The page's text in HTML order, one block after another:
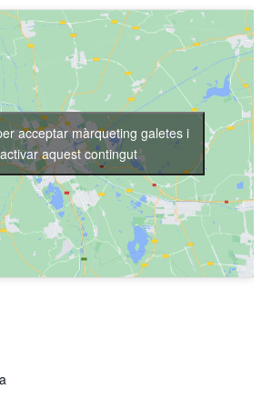
acceptar màrqueting galetes i
activar aquest contingut